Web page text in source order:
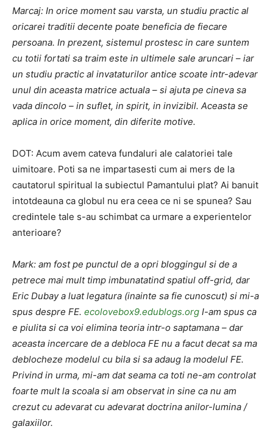
Marcaj: In orice moment sau varsta, un studiu practic al
oricarei traditii decente poate beneficia de fiecare
persoana. In prezent, sistemul prostesc in care suntem
cu totii fortati sa traim este in ultimele sale aruncari – iar
un studiu practic al invataturilor antice scoate intr-adevar
unul din aceasta matrice actuala – si ajuta pe cineva sa
vada dincolo – in suflet, in spirit, in invizibil. Aceasta se
aplica in orice moment, din diferite motive.
DOT: Acum avem cateva fundaluri ale calatoriei tale
uimitoare. Poti sa ne impartasesti cum ai mers de la
cautatorul spiritual la subiectul Pamantului plat? Ai banuit
intotdeauna ca globul nu era ceea ce ni se spunea? Sau
credintele tale s-au schimbat ca urmare a experientelor
anterioare?
Mark: am fost pe punctul de a opri bloggingul si de a
petrece mai mult timp imbunatatind spatiul off-grid, dar
Eric Dubay a luat legatura (inainte sa fie cunoscut) si mi-a
spus despre FE. ecolovebox9.edublogs.org I-am spus ca
e piulita si ca voi elimina teoria intr-o saptamana – dar
aceasta incercare de a debloca FE nu a facut decat sa ma
deblocheze modelul cu bila si sa adaug la modelul FE.
Privind in urma, mi-am dat seama ca toti ne-am controlat
foarte mult la scoala si am observat in sine ca nu am
crezut cu adevarat cu adevarat doctrina anilor-lumina /
galaxiilor.